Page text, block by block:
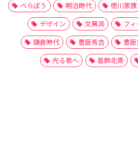
べらぼう
明治時代 徳川家康
デザイン
文房具 フ
鎌倉時代
豊臣秀吉 豊臣
光る君へ
葛飾北斎